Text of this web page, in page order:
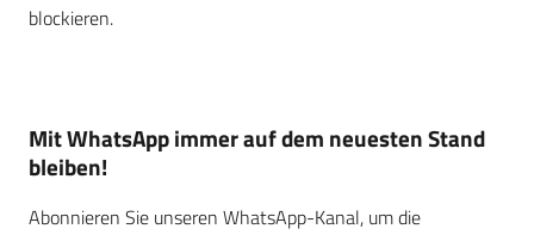
blockieren.
Mit WhatsApp immer auf dem neuesten Stand
bleiben!
Abonnieren Sie unseren WhatsApp-Kanal, um die